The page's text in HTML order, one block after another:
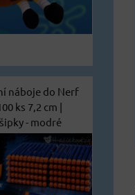
náboje do Nerf
ks 7,2 cm |
- modré